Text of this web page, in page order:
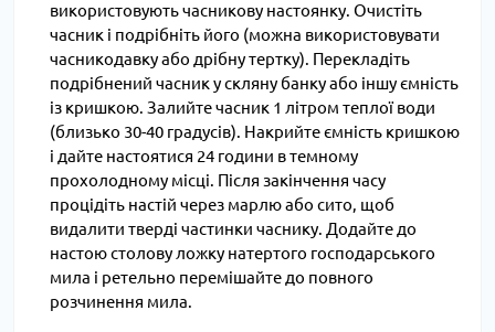
використовують часникову настоянку. Очистіть
часник і подрібніть його (можна використовувати
часникодавку або дрібну тертку). Перекладіть
подрібнений часник у скляну банку або іншу ємність
із кришкою. Залийте часник 1 літром теплої води
(близько 30-40 градусів). Накрийте ємність кришкою
і дайте настоятися 24 години в темному
прохолодному місці. Після закінчення часу
процідіть настій через марлю або сито, щоб
видалити тверді частинки часнику. Додайте до
настою столову ложку натертого господарського
мила і ретельно перемішайте до повного
розчинення мила.